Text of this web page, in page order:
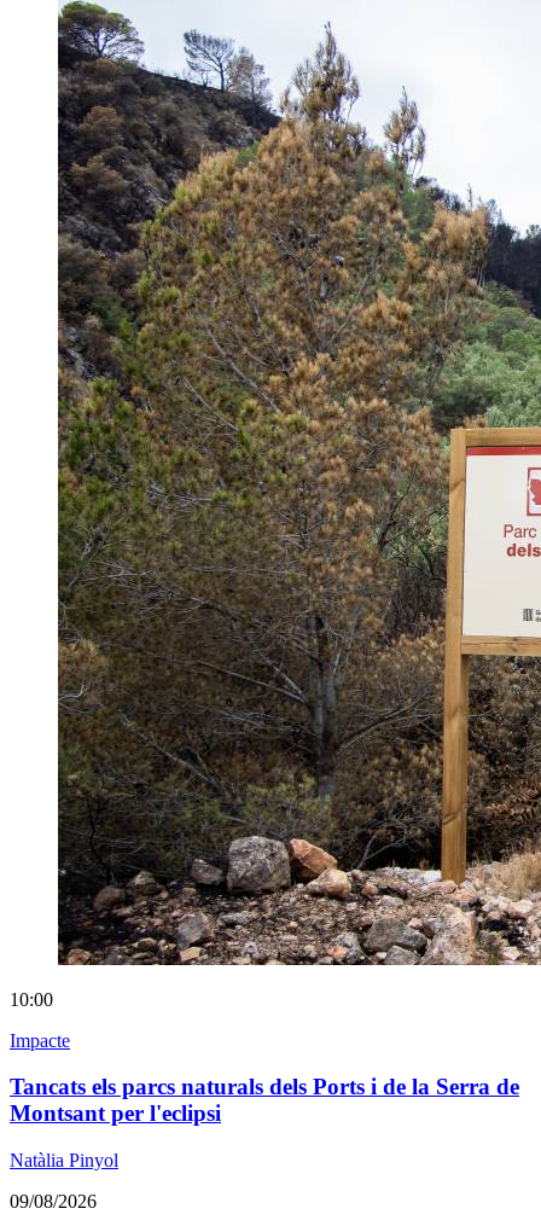
10:00
Impacte
Tancats els parcs naturals dels Ports i de la Serra de
Montsant per l'eclipsi
Natàlia Pinyol
09/08/2026